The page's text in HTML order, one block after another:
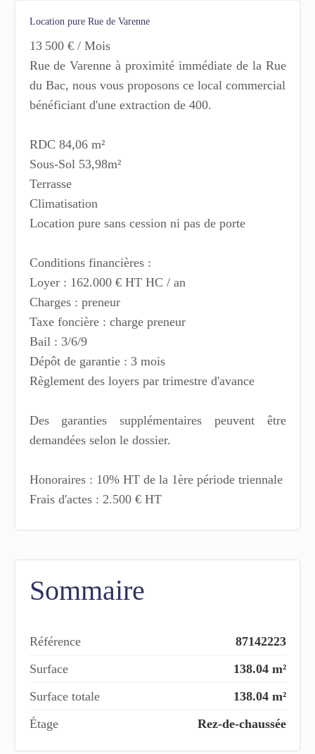
Location pure Rue de Varenne
13 500 € / Mois
Rue de Varenne à proximité immédiate de la Rue
du Bac, nous vous proposons ce local commercial
bénéficiant d'une extraction de 400.
RDC 84,06 m²
Sous-Sol 53,98m²
Terrasse
Climatisation
Location pure sans cession ni pas de porte
Conditions financières :
Loyer : 162.000 € HT HC / an
Charges : preneur
Taxe foncière : charge preneur
Bail : 3/6/9
Dépôt de garantie : 3 mois
Règlement des loyers par trimestre d'avance
Des garanties supplémentaires peuvent être
demandées selon le dossier.
Honoraires : 10% HT de la 1ère période triennale
Frais d'actes : 2.500 € HT
Sommaire
Référence
87142223
Surface
138.04 m²
Surface totale
138.04 m²
Étage
Rez-de-chaussée